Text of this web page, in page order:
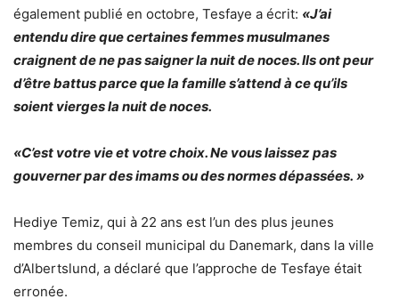
également publié en octobre, Tesfaye a écrit: «J’ai
entendu dire que certaines femmes musulmanes
craignent de ne pas saigner la nuit de noces. Ils ont peur
d’être battus parce que la famille s’attend à ce qu’ils
soient vierges la nuit de noces.
«C’est votre vie et votre choix. Ne vous laissez pas
gouverner par des imams ou des normes dépassées. »
Hediye Temiz, qui à 22 ans est l’un des plus jeunes
membres du conseil municipal du Danemark, dans la ville
d’Albertslund, a déclaré que l’approche de Tesfaye était
erronée.